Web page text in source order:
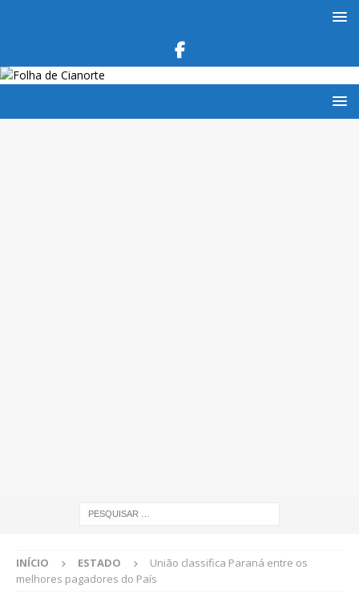
INÍCIO ESTADO
União classifica Paraná entre os
melhores pagadores do País